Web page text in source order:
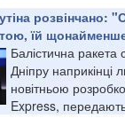
розвінчано:
їй
Балістична
Дніпру наприкінці
новітньою
Express,